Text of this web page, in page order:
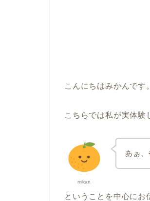
こんにちはみかんです。
こちらでは私が実体験
mikan
あぁ
ということを中心にお